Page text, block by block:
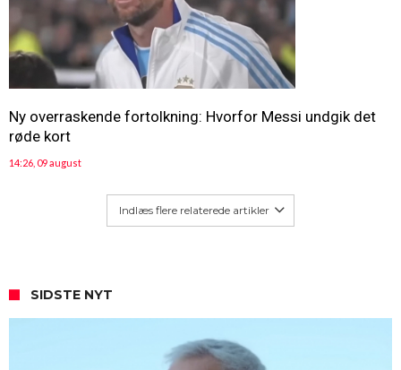
Ny overraskende fortolkning: Hvorfor Messi undgik det
røde kort
14:26, 09 august
Indlæs flere relaterede artikler
SIDSTE NYT